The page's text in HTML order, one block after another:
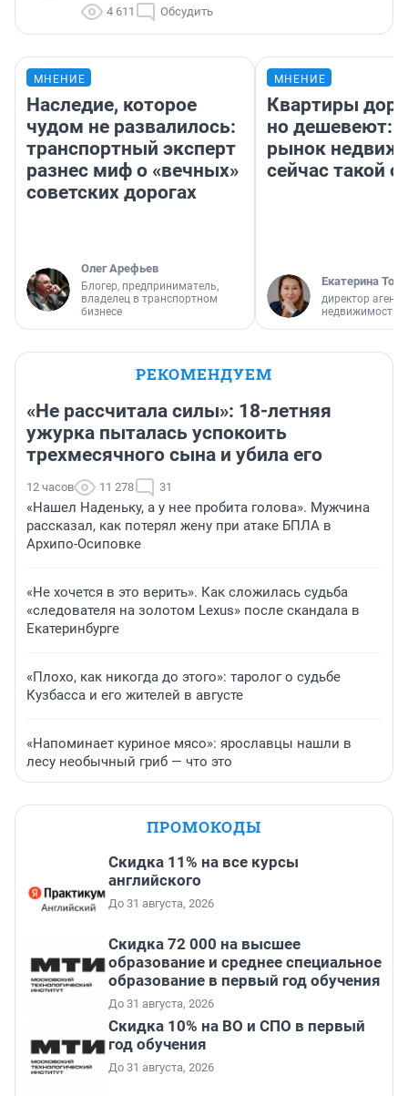
4 611 Обсудить
МНЕНИЕ
Наследие, которое
чудом не развалилось:
транспортный эксперт
разнес миф о «вечных»
советских дорогах
Олег Арефьев
Блогер, предприниматель,
владелец в транспортном
бизнесе
МНЕНИЕ
Квартиры
но дешевеют:
рынок
сейчас такой
Екатерина
директор
недвижимости
РЕКОМЕНДУЕМ
«Не рассчитала силы»: 18-летняя
ужурка пыталась успокоить
трехмесячного сына и убила его
12 часов 11 278 31
«Нашел Наденьку, а у нее пробита голова». Мужчина
рассказал, как потерял жену при атаке БПЛА в
Архипо-Осиповке
«Не хочется в это верить». Как сложилась судьба
«следователя на золотом Lexus» после скандала в
Екатеринбурге
«Плохо, как никогда до этого»: таролог о судьбе
Кузбасса и его жителей в августе
«Напоминает куриное мясо»: ярославцы нашли в
лесу необычный гриб — что это
ПРОМОКОДЫ
Скидка 11% на все курсы
английского
До 31 августа, 2026
Скидка 72 000 на высшее
образование и среднее специальное
образование в первый год обучения
До 31 августа, 2026
Скидка 10% на ВО и СПО в первый
год обучения
До 31 августа, 2026